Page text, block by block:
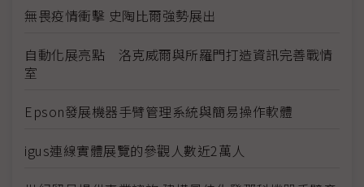
無畏疫情衝擊 史陶比爾強勢展出
自動化展亮點 洛克威爾與所羅門打造資訊完善戰情
室
Epson發展機器手臂管理系統與簡易操作軟體
igus連線實體展覽的參觀人數近2萬人